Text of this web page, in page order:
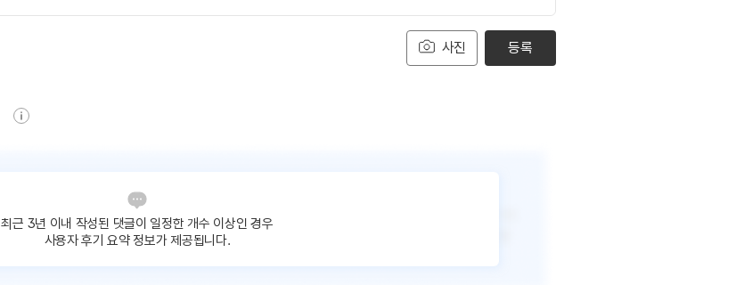
사진 등록
최근 3년 이내 작성된 댓글이 일정한 개수 이상인 경우
사용자 후기 요약 정보가 제공됩니다.